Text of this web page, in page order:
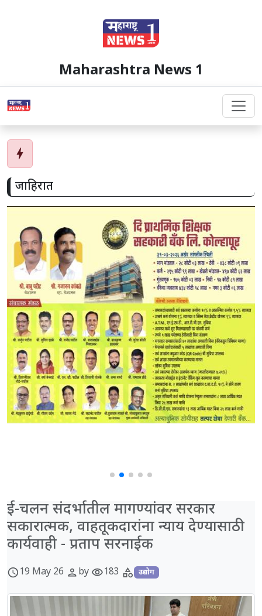
Maharashtra News 1
bolt
जाहिरात
ई-चलन संदर्भातील मागण्यांवर सरकार
सकारात्मक, वाहतूकदारांना न्याय देण्यासाठी
कार्यवाही - प्रताप सरनाईक
schedule19 May 26 personby visibility183 category उद्योग